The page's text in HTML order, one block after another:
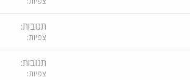
תגובות
צפיות
תגובות
צפיות